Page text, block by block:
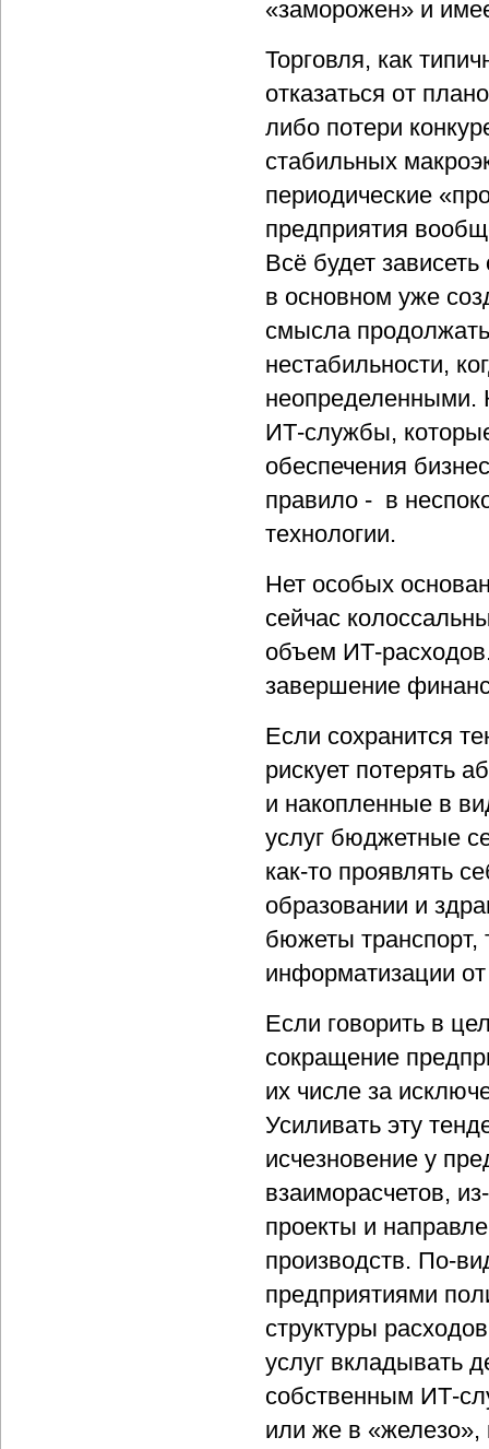
«заморожен» и
Торговля, как
отказаться от
либо потери
стабильных
периодические
предприятия
Всё будет
в основном уже
смысла
нестабильности,
неопределенными.
ИТ-службы,
обеспечения
правило - в
технологии.
Нет особых
сейчас
объем ИТ-
завершение
Если сохранится
рискует потерять
и накопленные в
услуг бюджетные
как-то проявлять
образовании и
бюжеты транспорт,
информатизации
Если говорить в
сокращение
их числе за
Усиливать эту
исчезновение у
взаиморасчетов,
проекты и
производств. По-
предприятиями
структуры
услуг вкладывать
собственным ИТ-
или же в «железо»,